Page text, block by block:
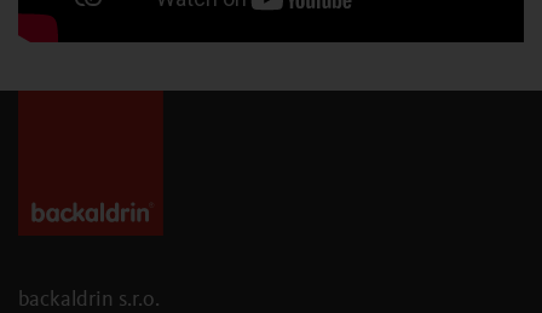
backaldrin s.r.o.